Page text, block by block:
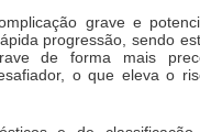
grave e
progressão, sendo
de forma mais
o que eleva o